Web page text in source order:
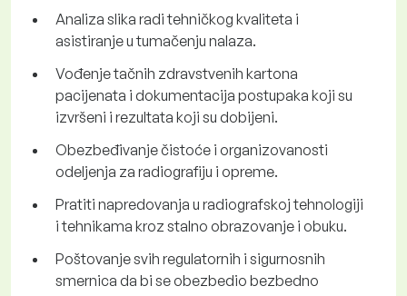
Analiza slika radi tehničkog kvaliteta i
asistiranje u tumačenju nalaza.
Vođenje tačnih zdravstvenih kartona
pacijenata i dokumentacija postupaka koji su
izvršeni i rezultata koji su dobijeni.
Obezbeđivanje čistoće i organizovanosti
odeljenja za radiografiju i opreme.
Pratiti napredovanja u radiografskoj tehnologiji
i tehnikama kroz stalno obrazovanje i obuku.
Poštovanje svih regulatornih i sigurnosnih
smernica da bi se obezbedio bezbedno